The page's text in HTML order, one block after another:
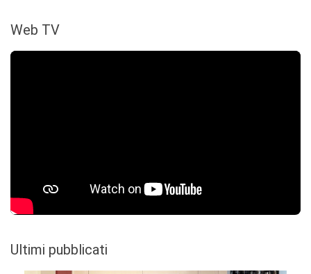
Web TV
Ultimi pubblicati